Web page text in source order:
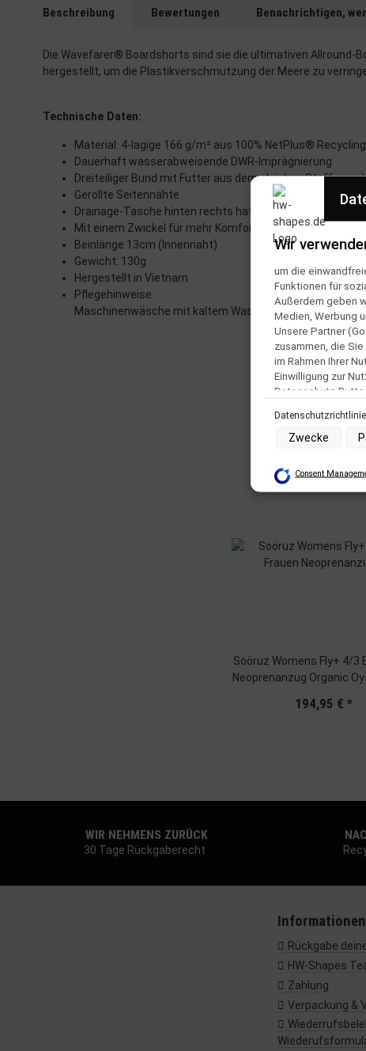
Beschreibung Bewertungen Benachrichtigen,
Die Wavefarer® Boardshorts sind sie die ultimativen Allround-
hergestellt, um die Plastikverschmutzung der Meere zu
Technische Daten:
Material: 4-lagige 166 g/m² aus 100% NetPlus®
Dauerhaft wasserabweisende DWR-Imprägnierung
Dreiteiliger Bund mit Futter aus dem gleichen Stoff
Gerollte Seitennähte
Drainage-Tasche hinten rechts hat eine integrierte
Mit einem Zwickel für mehr Komfort, wenn man auf dem
Beinlänge 13cm (Innennaht)
Gewicht: 130g
Hergestellt in Vietnam
Pflegehinweise
Maschinenwäsche mit kaltem Wasser, nicht bleichen,
Soöruz Womens Fly+ 4/3
Neoprenanzug Organic
194,95 € *
WIR NEHMENS ZURÜCK
30 Tage Rückgaberecht
Informationen
Rückgabe
HW-Shapes
Zahlung
Verpackung &
Wir
um die
Funktionen für
Außerdem geben
Medien, Werbung
Unsere Partner
zusammen, die
im Rahmen Ihrer
Einwilligung zur
Datenschutz-
Zwecke der
Speichern von
Verwendung
Erstellung von
Verwendung von
Erstellung von
Analyse von
Entwicklung und
Verwendung
Datenschutzrichtlinie
Zwecke
Consent